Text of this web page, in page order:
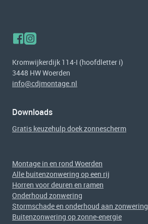
Kromwijkerdijk 114-I (hoofdletter i)
3448 HW Woerden
info@cdjmontage.nl
Downloads
Gratis keuzehulp doek zonnescherm
Montage in en rond Woerden
Alle buitenzonwering op een rij
Horren voor deuren en ramen
Onderhoud zonwering
Stormschade en onderhoud aan zonwering
Buitenzonwering op zonne-energie